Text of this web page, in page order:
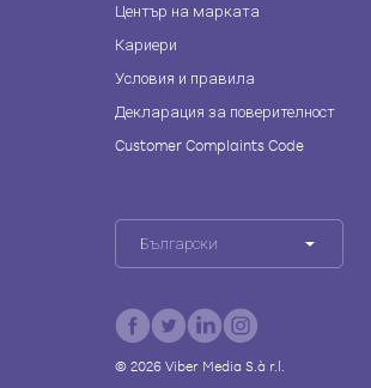
Център на марката
Кариери
Условия и правила
Декларация за поверителност
Customer Complaints Code
Български
© 2026Viber Media S.à r.l.